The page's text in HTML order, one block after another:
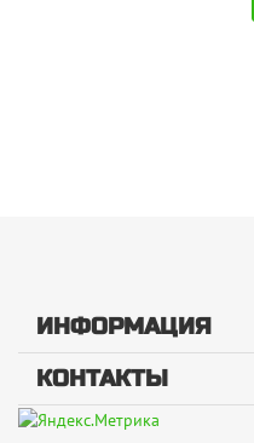
ИНФОРМАЦИЯ
КОНТАКТЫ